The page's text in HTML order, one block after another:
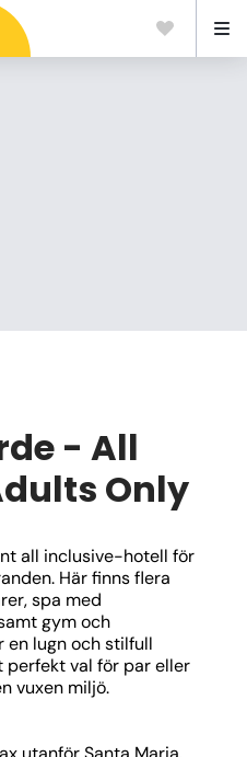
- All
Only
all inclusive-hotell för
Här finns flera
spa med
gym och
lugn och stilfull
val för par eller
vuxen miljö.